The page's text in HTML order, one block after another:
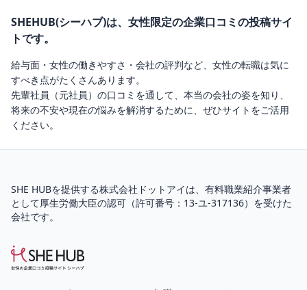
SHEHUB(シーハブ)は、女性限定の企業口コミの投稿サイ
トです。
給与面・女性の働きやすさ・会社の評判など、女性の転職は気に
すべき点がたくさんあります。
先輩社員（元社員）の口コミを通して、本当の会社の姿を知り、
将来の不安や現在の悩みを解消するために、ぜひサイトをご活用
ください。
SHE HUBを提供する株式会社ドットアイは、 有料職業紹介事業者
として厚生労働大臣の認可（許可番号：13-ユ-317136）を受けた
会社です。